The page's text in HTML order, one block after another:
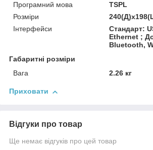
Програмний мова
TSPL
Розміри
Інтерфейси
Стандарт:
Ethernet ;
Bluetooth,
Габаритні розміри
Вага
2.26 кг
Приховати
Відгуки про товар
Ще немає відгуків про цей товар